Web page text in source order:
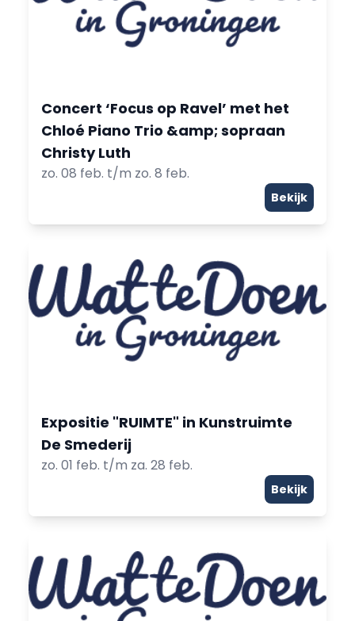
Concert ‘Focus op Ravel’ met het
Chloé Piano Trio &amp; sopraan
Christy Luth
zo. 08 feb. t/m zo. 8 feb.
Bekijk
Expositie "RUIMTE" in Kunstruimte
De Smederij
zo. 01 feb. t/m za. 28 feb.
Bekijk